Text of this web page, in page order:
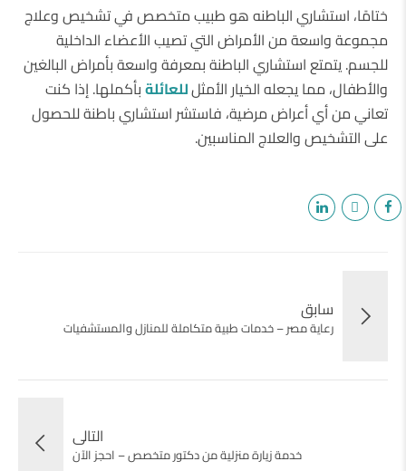
ختامًا، استشاري الباطنه هو طبيب متخصص في تشخيص وعلاج
مجموعة واسعة من الأمراض التي تصيب الأعضاء الداخلية
للجسم. يتمتع استشاري الباطنة بمعرفة واسعة بأمراض البالغين
والأطفال، مما يجعله الخيار الأمثلللعائلةبأكملها. إذا كنت
تعاني من أي أعراض مرضية، فاستشر استشاري باطنة للحصول
على التشخيص والعلاج المناسبين.
سابق
رعاية مصر – خدمات طبية متكاملة للمنازل والمستشفيات
التالى
خدمة زيارة منزلية من دكتور متخصص – احجز الآن